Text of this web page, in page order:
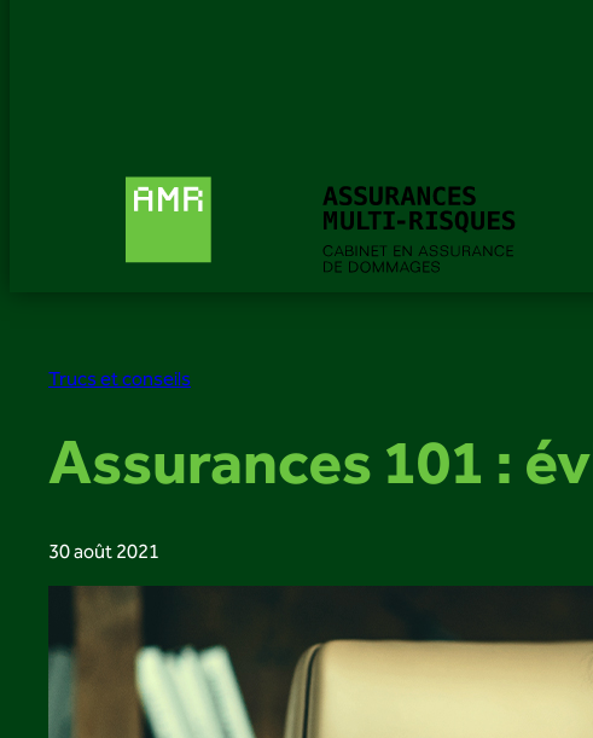
Trucs et conseils
Assurances 101 :
30 août 2021